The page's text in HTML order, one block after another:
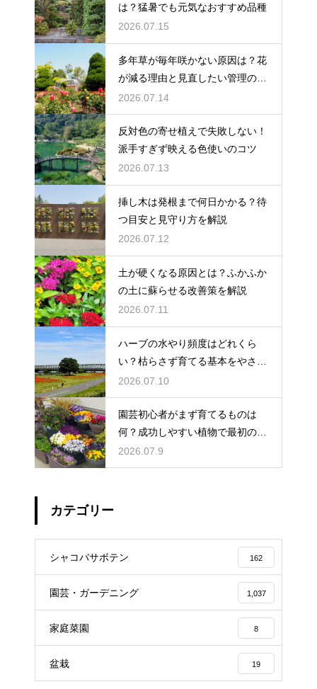
は？猛暑でも元気なおすすめ品種
2026.07.15
多年草が毎年咲かない原因は？花
が減る理由と見直したい管理のコ
ツ
2026.07.14
反対色の寄せ植えで失敗しない！
派手すぎず映える色使いのコツ
2026.07.13
挿し木は発根まで何日かかる？待
つ目安と見守り方を解説
2026.07.12
土が硬くなる原因とは？ふかふか
の土に蘇らせる改善策を解説
2026.07.11
ハーブの水やり頻度はどれくら
い？枯らさず育てる基本をやさし
く紹介
2026.07.10
園芸初心者がまず育てるものは
何？成功しやすい植物で最初の一
歩を踏み出そう
2026.07.9
カテゴリー
シャコバサボテン 162
園芸・ガーデニング 1,037
家庭菜園 8
盆栽 19